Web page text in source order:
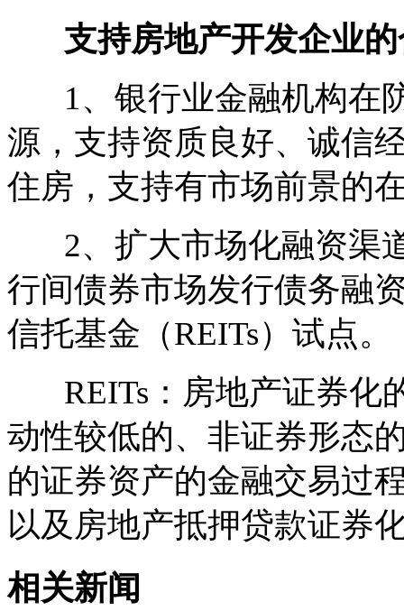
支持房地产开发企业的
1、银行业金融机构在
源，支持资质良好、诚信
住房，支持有市场前景的
2、扩大市场化融资渠
行间债券市场发行债务融
信托基金（REITs）试点。
REITs：房地产证券化
动性较低的、非证券形态
的证券资产的金融交易过
以及房地产抵押贷款证券
相关新闻